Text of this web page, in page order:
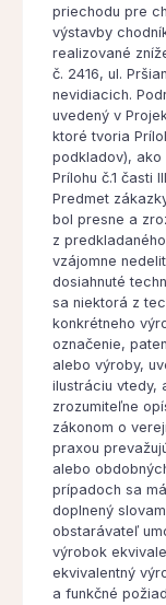
priechodu pre
výstavby
realizované
č. 2416, ul.
nevidiacich.
uvedený v
ktoré tvoria
podkladov), ako
Prílohu č.1 časti
Predmet
bol presne a
z
vzájomne
dosiahnuté
sa niektorá z
konkrétneho
označenie,
alebo výroby,
ilustráciu vtedy,
zrozumiteľne
zákonom o
praxou
alebo
prípadoch sa
doplnený
obstarávateľ
výrobok
ekvivalentný
a funkčné